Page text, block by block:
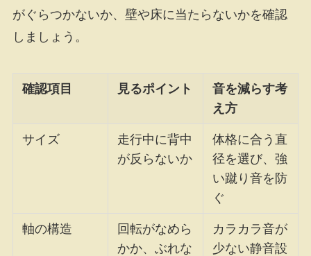
がぐらつかないか、壁や床に当たらないかを確認
しましょう。
確認項目 見るポイント
音を減らす考
え方
サイズ
走行中に背中
が反らないか
体格に合う直
径を選び、強
い蹴り音を防
ぐ
軸の構造
回転がなめら
かか、ぶれな
カラカラ音が
少ない静音設